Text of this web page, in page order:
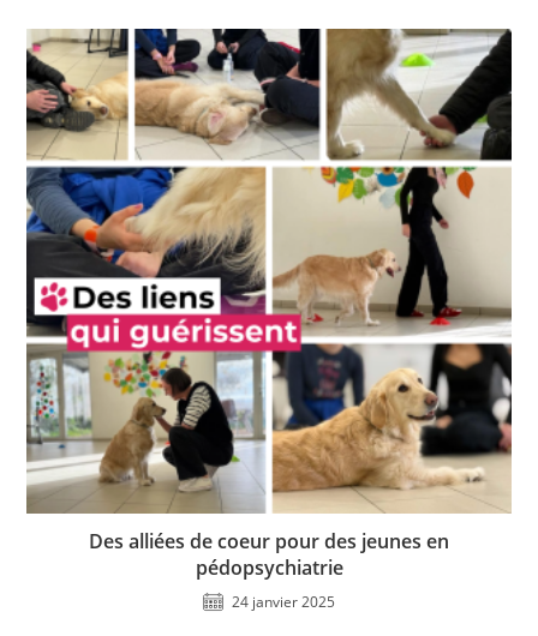
Des alliées de coeur pour des jeunes en
pédopsychiatrie
24 janvier 2025